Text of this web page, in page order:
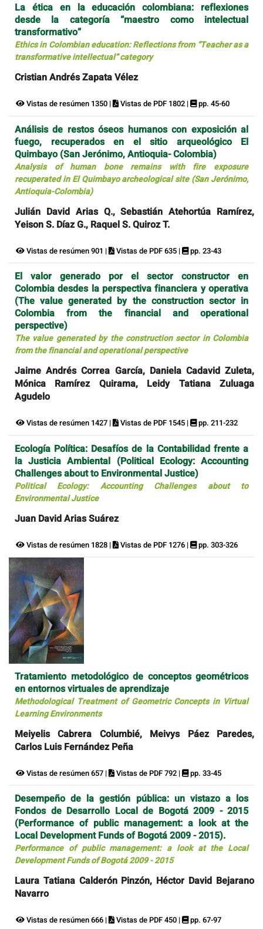
La ética en la educación colombiana: reflexiones
desde la categoría “maestro como intelectual
transformativo”
Ethics in Colombian education: Reflections from “Teacher as a
transformative intellectual” category
Cristian Andrés Zapata Vélez
Vistas de resúmen 1350 | Vistas de PDF 1802 | pp. 45-60
Análisis de restos óseos humanos con exposición al
fuego, recuperados en el sitio arqueológico El
Quimbayo (San Jerónimo, Antioquia- Colombia)
Analysis of human bone remains with fire exposure
recuperated in El Quimbayo archeological site (San Jerónimo,
Antioquia-Colombia)
Julián David Arias Q., Sebastián Atehortúa Ramírez,
Yeison S. Díaz G., Raquel S. Quiroz T.
Vistas de resúmen 901 | Vistas de PDF 635 | pp. 23-43
El valor generado por el sector constructor en
Colombia desdes la perspectiva financiera y operativa
(The value generated by the construction sector in
Colombia from the financial and operational
perspective)
The value generated by the construction sector in Colombia
from the financial and operational perspective
Jaime Andrés Correa García, Daniela Cadavid Zuleta,
Mónica Ramírez Quirama, Leidy Tatiana Zuluaga
Agudelo
Vistas de resúmen 1427 | Vistas de PDF 1545 | pp. 211-232
Ecología Política: Desafíos de la Contabilidad frente a
la Justicia Ambiental (Political Ecology: Accounting
Challenges about to Environmental Justice)
Political Ecology: Accounting Challenges about to
Environmental Justice
Juan David Arias Suárez
Vistas de resúmen 1828 | Vistas de PDF 1276 | pp. 303-326
Tratamiento metodológico de conceptos geométricos
en entornos virtuales de aprendizaje
Methodological Treatment of Geometric Concepts in Virtual
Learning Environments
Meiyelis Cabrera Columbié, Meivys Páez Paredes,
Carlos Luis Fernández Peña
Vistas de resúmen 657 | Vistas de PDF 792 | pp. 33-45
Desempeño de la gestión pública: un vistazo a los
Fondos de Desarrollo Local de Bogotá 2009 - 2015
(Performance of public management: a look at the
Local Development Funds of Bogotá 2009 - 2015).
Performance of public management: a look at the Local
Development Funds of Bogotá 2009 - 2015
Laura Tatiana Calderón Pinzón, Héctor David Bejarano
Navarro
Vistas de resúmen 666 | Vistas de PDF 450 | pp. 67-97